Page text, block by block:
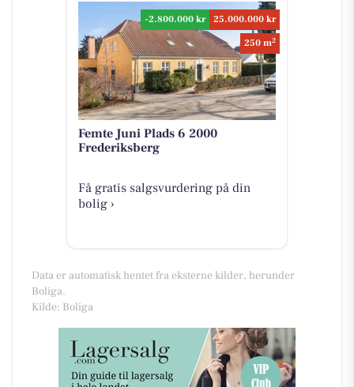
-2.800.000 kr
25.000.000 kr
250 m2
Femte Juni Plads 6 2000
Frederiksberg
Få gratis salgsvurdering på din
bolig ›
Data er automatisk hentet fra eksterne kilder, herunder
Boliga.
Kilde: Boliga